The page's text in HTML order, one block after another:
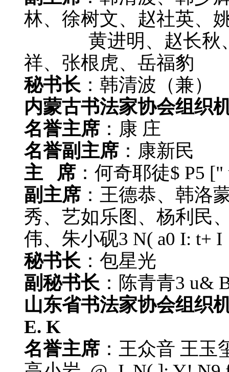
林、徐树文、赵社英、
黄进明、赵长秋、
祥、张根虎、岳福豹
秘书长 ：韩清波（兼）
内蒙古书法家协会组织
名誉主席 ：康 庄
名誉副主席 ：康新民
主 席 ：何奇耶徒$ P5 ["
副主席 ：王德恭、韩洛
秀、艺如乐图、杨利民
伟、朱小砚3 N( a0 I: t+ I
秘书长 ：包星光
副秘书长 ：陈青青3 u&
山东省书法家协会组织
E. K
名誉主席 ：王众音 王